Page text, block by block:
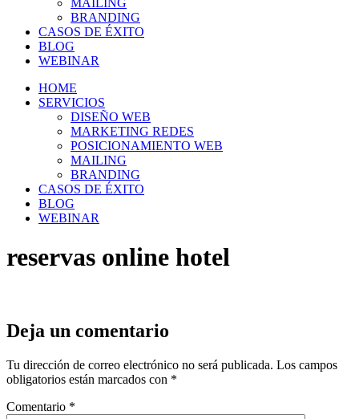
MAILING
BRANDING
CASOS DE ÉXITO
BLOG
WEBINAR
HOME
SERVICIOS
DISEÑO WEB
MARKETING REDES
POSICIONAMIENTO WEB
MAILING
BRANDING
CASOS DE ÉXITO
BLOG
WEBINAR
reservas online hotel
Deja un comentario
Tu dirección de correo electrónico no será publicada. Los campos
obligatorios están marcados con *
Comentario *